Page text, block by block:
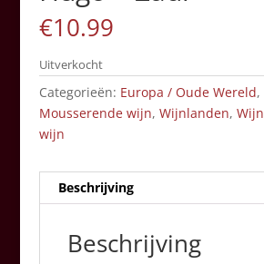
€10.99
Uitverkocht
Categorieën: Europa / Oude Wereld,
Mousserende wijn, Wijnlanden,
wijn
Beschrijving
Beschrijving